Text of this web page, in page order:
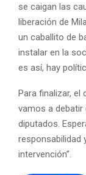
se caigan las
liberación de
un caballito de
instalar en la
es así, hay
Para finalizar, el
vamos a debatir
diputados.
responsabilidad
intervención”.